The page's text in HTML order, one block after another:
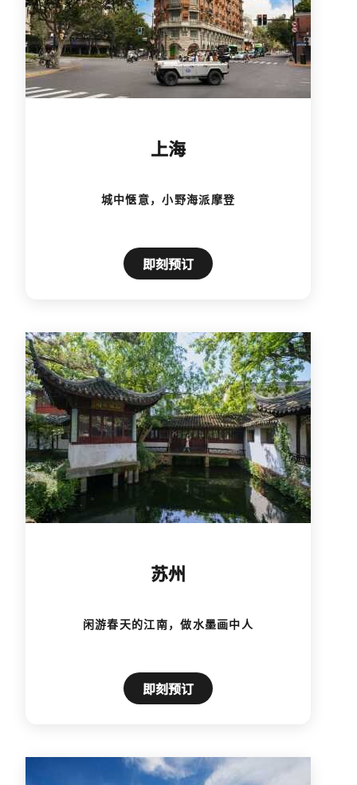
上海
城中惬意，小野海派摩登
即刻预订
苏州
闲游春天的江南，做水墨画中人
即刻预订